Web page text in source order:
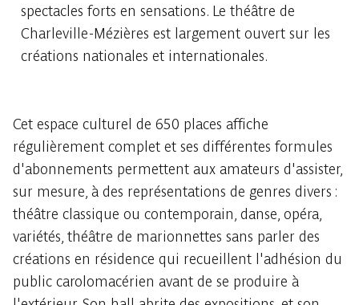
spectacles forts en sensations. Le théâtre de
Charleville-Mézières est largement ouvert sur les
créations nationales et internationales.
Cet espace culturel de 650 places affiche
régulièrement complet et ses différentes formules
d'abonnements permettent aux amateurs d'assister,
sur mesure, à des représentations de genres divers :
théâtre classique ou contemporain, danse, opéra,
variétés, théâtre de marionnettes sans parler des
créations en résidence qui recueillent l'adhésion du
public carolomacérien avant de se produire à